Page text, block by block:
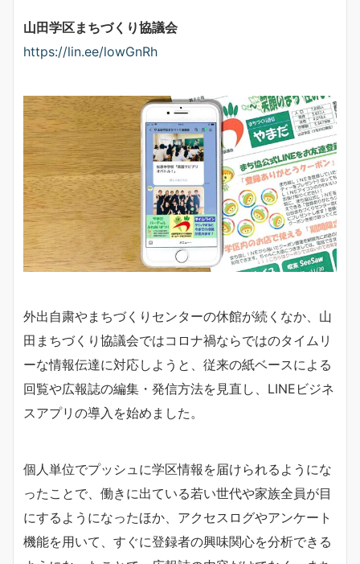
山田学区まちづくり協議会
https://lin.ee/lowGnRh
外出自粛やまちづくりセンターの休館が続くなか、山
田まちづくり協議会ではコロナ禍ならではのタイムリ
ーな情報伝達に対応しようと、従来の紙ベースによる
回覧や広報誌の編集・発信方法を見直し、LINEビジネ
スアプリの導入を始めました。
個人単位でプッシュに学区情報を届けられるようにな
ったことで、働きに出ている若い世代や家族全員が目
にするようになったほか、アクセスログやアンケート
機能を用いて、すぐに登録者の興味関心を分析できる